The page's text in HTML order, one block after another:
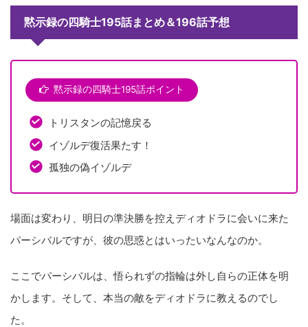
黙示録の四騎士195話まとめ＆196話予想
黙示録の四騎士195話ポイント
トリスタンの記憶戻る
イゾルデ復活果たす！
孤独の偽イゾルデ
場面は変わり、明日の準決勝を控えディオドラに会いに来た
パーシバルですが、彼の思惑とはいったいなんなのか。
ここでパーシバルは、悟られずの指輪は外し自らの正体を明
かします。そして、本当の敵をディオドラに教えるのでし
た。